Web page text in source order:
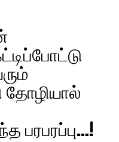
தோழியால்
பரபரப்பு…!